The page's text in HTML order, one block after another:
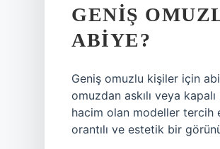
GENIŞ
ABIYE?
Geniş omuzlu kişiler için
omuzdan askılı veya
hacim olan modeller tercih
orantılı ve estetik bir